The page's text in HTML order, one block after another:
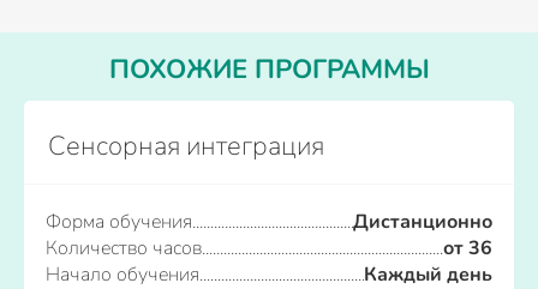
ПОХОЖИЕ ПРОГРАММЫ
Сенсорная интеграция
Форма обучения
Дистанционно
Количество часов
от 36
Начало обучения
Каждый день